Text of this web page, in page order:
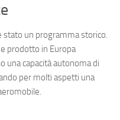
stato un programma storico.
prodotto in Europa
una capacità autonoma di
per molti aspetti una